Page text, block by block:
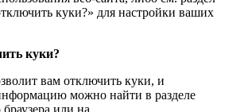
куки?» для настройки ваших
куки?
вам отключить куки, и
можно найти в разделе
или на